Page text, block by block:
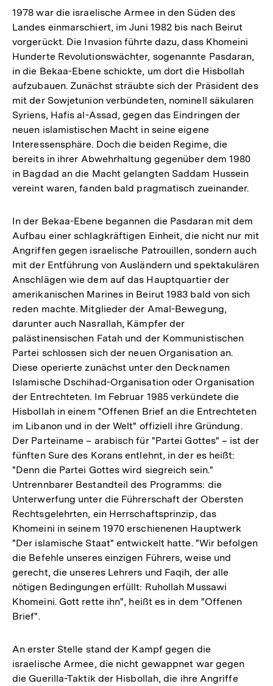
1978 war die israelische Armee in den Süden des
Landes einmarschiert, im Juni 1982 bis nach Beirut
vorgerückt. Die Invasion führte dazu, dass Khomeini
Hunderte Revolutionswächter, sogenannte Pasdaran,
in die Bekaa-Ebene schickte, um dort die Hisbollah
aufzubauen. Zunächst sträubte sich der Präsident des
mit der Sowjetunion verbündeten, nominell säkularen
Syriens, Hafis al-Assad, gegen das Eindringen der
neuen islamistischen Macht in seine eigene
Interessensphäre. Doch die beiden Regime, die
bereits in ihrer Abwehrhaltung gegenüber dem 1980
in Bagdad an die Macht gelangten Saddam Hussein
vereint waren, fanden bald pragmatisch zueinander.
In der Bekaa-Ebene begannen die Pasdaran mit dem
Aufbau einer schlagkräftigen Einheit, die nicht nur mit
Angriffen gegen israelische Patrouillen, sondern auch
mit der Entführung von Ausländern und spektakulären
Anschlägen wie dem auf das Hauptquartier der
amerikanischen Marines in Beirut 1983 bald von sich
reden machte. Mitglieder der Amal-Bewegung,
darunter auch Nasrallah, Kämpfer der
palästinensischen Fatah und der Kommunistischen
Partei schlossen sich der neuen Organisation an.
Diese operierte zunächst unter den Decknamen
Islamische Dschihad-Organisation oder Organisation
der Entrechteten. Im Februar 1985 verkündete die
Hisbollah in einem "Offenen Brief an die Entrechteten
im Libanon und in der Welt" offiziell ihre Gründung.
Der Parteiname – arabisch für "Partei Gottes" – ist der
fünften Sure des Korans entlehnt, in der es heißt:
"Denn die Partei Gottes wird siegreich sein."
Untrennbarer Bestandteil des Programms: die
Unterwerfung unter die Führerschaft der Obersten
Rechtsgelehrten, ein Herrschaftsprinzip, das
Khomeini in seinem 1970 erschienenen Hauptwerk
"Der islamische Staat" entwickelt hatte. "Wir befolgen
die Befehle unseres einzigen Führers, weise und
gerecht, die unseres Lehrers und Faqih, der alle
nötigen Bedingungen erfüllt: Ruhollah Mussawi
Khomeini. Gott rette ihn", heißt es in dem "Offenen
Brief".
An erster Stelle stand der Kampf gegen die
israelische Armee, die nicht gewappnet war gegen
die Guerilla-Taktik der Hisbollah, die ihre Angriffe